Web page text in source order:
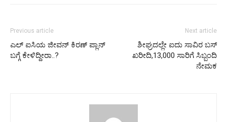
Previous article
ಎಲ್ ಐಸಿಯ ಜೀವನ್ ಕಿರಣ್ ಪ್ಲಾನ್
ಬಗ್ಗೆ ಕೇಳಿದ್ದೀರಾ..?
Next article
ಶೀಘ್ರದಲ್ಲೇ ಐದು ಸಾವಿರ ಬಸ್
ಖರೀದಿ,13,000 ಸಾರಿಗೆ ಸಿಬ್ಬಂದಿ
ನೇಮಕ